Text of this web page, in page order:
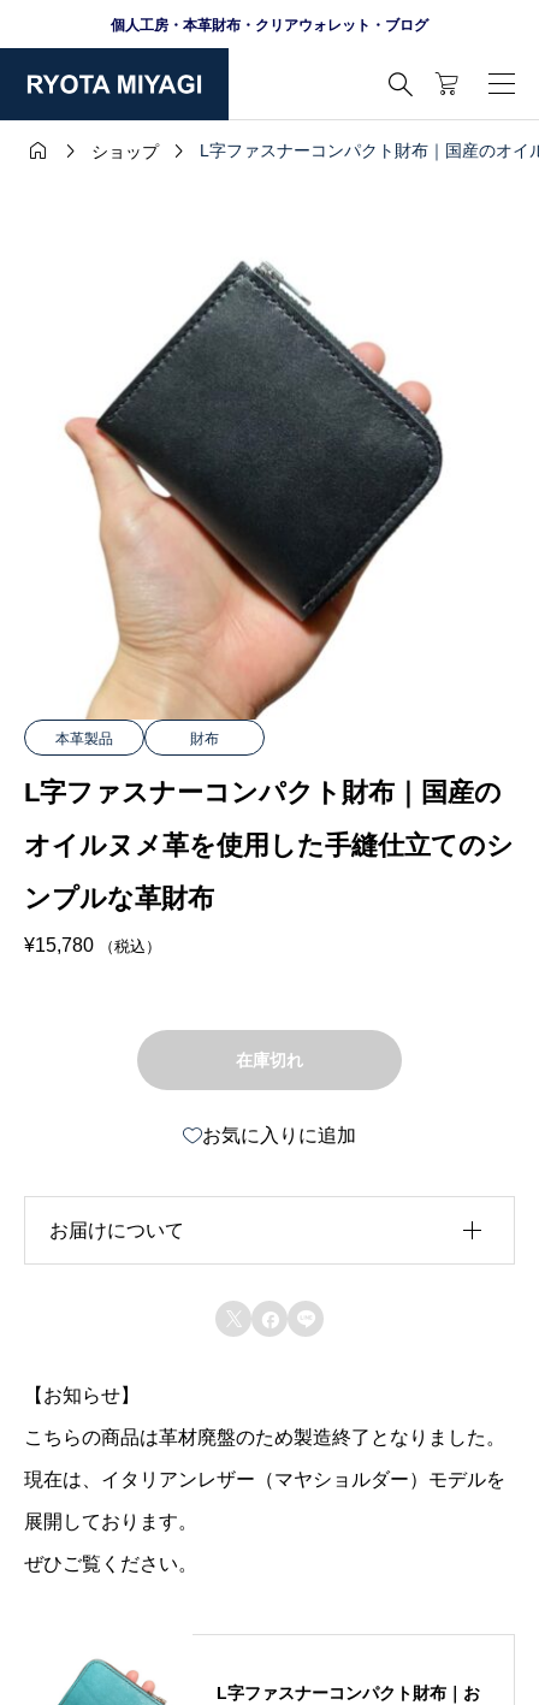
個人工房・本革財布・クリアウォレット・ブログ

  ショップ  L字ファスナーコンパクト財布｜国産のオ
本革製品 財布
L字ファスナーコンパクト財布｜国産の
オイルヌメ革を使用した手縫仕立てのシ
ンプルな革財布
¥15,780 （税込）
在庫切れ
お気に入りに追加
お届けについて
★発送目安：お支払いから4日程度(日曜日、祝日除く)
★配送方法： 日本郵便 メール便（追跡あり、日時指
定不可）
———————————————
———————————————
★発送から到着までの日数： 2日程度（北海道は3日程
度、沖縄・離島の場合は7日程度）
———————————————
  
【お知らせ】
こちらの商品は革材廃盤のため製造終了となりました。
現在は、イタリアンレザー（マヤショルダー）モデルを
展開しております。
ぜひご覧ください。
L字ファスナーコンパクト財布｜お